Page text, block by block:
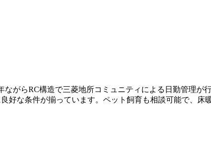
がらRC構造で三菱地所コミュニティによる日勤管理が
好な条件が揃っています。ペット飼育も相談可能で、床